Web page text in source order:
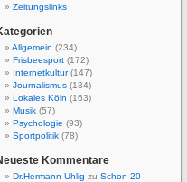
Zeitungslinks
Allgemein (234)
Frisbeesport (172)
Internetkultur(147)
Journalismus (134)
Lokales Köln (163)
Musik (57)
Psychologie (93)
Sportpolitik (78)
Kommentare
Dr.Hermann Uhlig zu Schon 20